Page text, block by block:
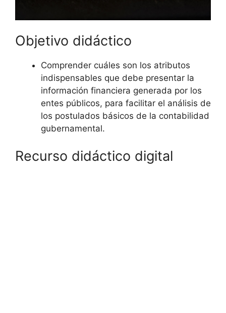
Objetivo didáctico
Comprender cuáles son los atributos
indispensables que debe presentar la
información financiera generada por los
entes públicos, para facilitar el análisis de
los postulados básicos de la contabilidad
gubernamental.
Recurso didáctico digital